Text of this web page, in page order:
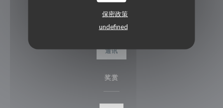
保密政策
undefined
Facebook ((在新窗口中打开))
Instagram ((在新窗口中打开))
通讯
奖赏